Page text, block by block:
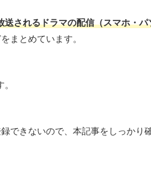
送されるドラマの配信（スマホ・
まとめています。
できないので、本記事をしっかり